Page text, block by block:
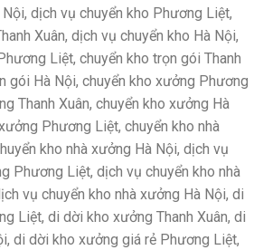
Nội, dịch vụ chuyển kho Phương Liệt,
Xuân, dịch vụ chuyển kho Hà Nội,
Liệt, chuyển kho trọn gói Thanh
gói Hà Nội, chuyển kho xưởng Phương
Thanh Xuân, chuyển kho xưởng Hà
Phương Liệt, chuyển kho nhà
kho nhà xưởng Hà Nội, dịch vụ
Phương Liệt, dịch vụ chuyển kho nhà
vụ chuyển kho nhà xưởng Hà Nội, di
Liệt, di dời kho xưởng Thanh Xuân, di
di dời kho xưởng giá rẻ Phương Liệt,